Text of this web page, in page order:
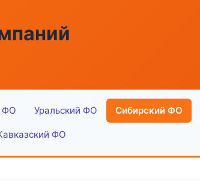
ФО Уральский ФО Сибирский ФО
ФО